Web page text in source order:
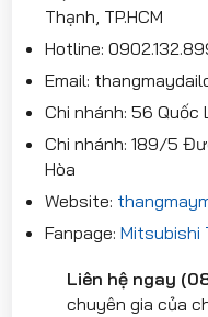
Thạnh, TP.HCM
Hotline:
Email:
Chi nhánh: 56 Quốc
Chi nhánh: 189/5
Hòa
Website:
Fanpage:Mitsubishi
Liên hệ ngay
chuyên gia của